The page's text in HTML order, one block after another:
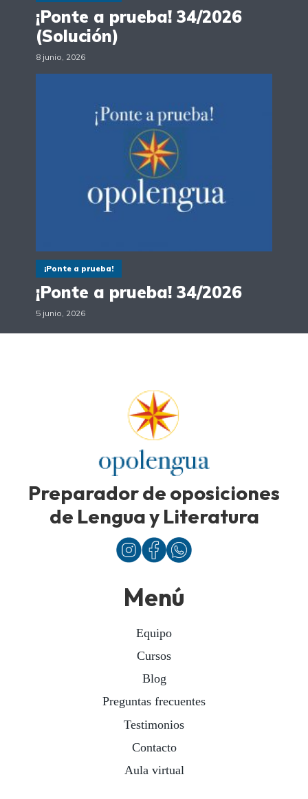
¡Ponte a prueba! 34/2026
(Solución)
8 junio, 2026
¡Ponte a prueba!
¡Ponte a prueba! 34/2026
5 junio, 2026
Preparador de oposiciones
de Lengua y Literatura
Menú
Equipo
Cursos
Blog
Preguntas frecuentes
Testimonios
Contacto
Aula virtual